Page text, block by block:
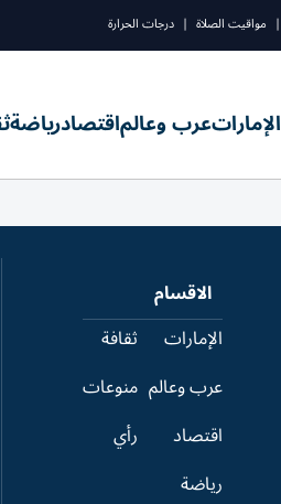
| مواقيت الصلاة | درجات الحرارة
الإماراتعرب وعالماقتصادرياضة
الاقسام
الإمارات
عرب وعالم
اقتصاد
رياضة
ثقافة
منوعات
رأي